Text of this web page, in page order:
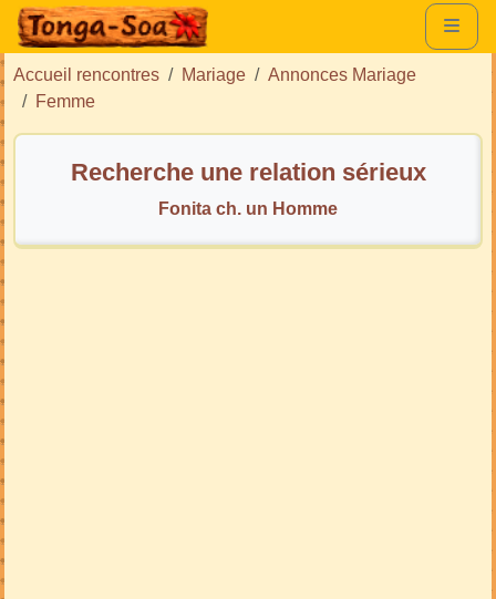
Accueil rencontres Mariage
Annonces Mariage
Femme
Recherche une relation sérieux
Fonita ch. un Homme